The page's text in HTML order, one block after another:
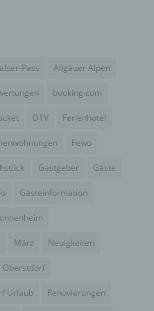
Pass Allgäuer Alpen
booking.com
DTV Ferienhotel
Fewo
Gastgeber Gäste
Gästeinformation
März Neuigkeiten
Oberstdorf
Urlaub Renovierungen
Charakter ist die:
/
teilweise so